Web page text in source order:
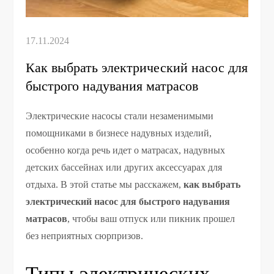
Как выбрать электрический насос для
быстрого надувания матрасов
Электрические насосы стали незаменимыми
помощниками в бизнесе надувных изделий,
особенно когда речь идет о матрасах, надувных
детских бассейнах или других аксессуарах для
отдыха. В этой статье мы расскажем,как выбрать
электрический насос для быстрого надувания
матрасов, чтобы ваш отпуск или пикник прошел
без неприятных сюрпризов.